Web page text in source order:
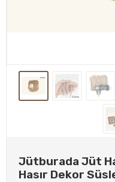
Jütburada Jüt
Hasır Dekor